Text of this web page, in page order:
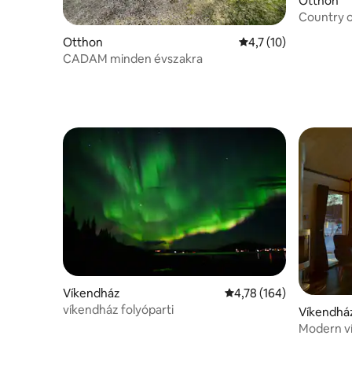
Otthon Átlagos értékelés: 5/
4,7 (10)
CADAM minden évszakra
Country
Víkendház Átlagos értékelés: 5/
4,78 (164)
víkendház folyóparti
Modern